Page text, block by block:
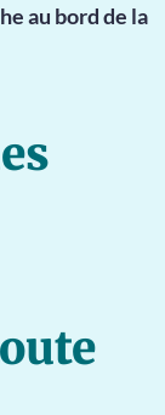
au bord de la